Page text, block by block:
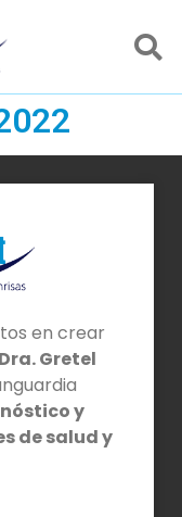
en crear
Gretel
y
de salud y